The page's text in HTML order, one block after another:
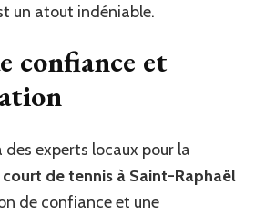
un atout indéniable.
confiance et
des experts locaux pour la
de tennis à Saint-Raphaël
de confiance et une